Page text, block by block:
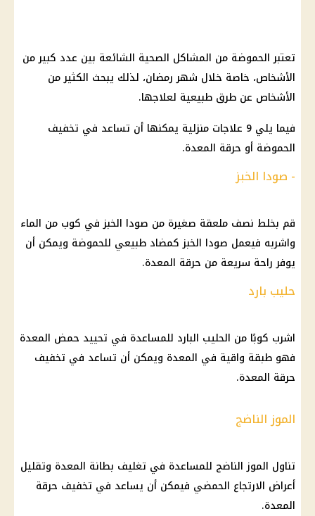
تعتبر الحموضة من المشاكل الصحية الشائعة بين عدد كبير من
الأشخاص، خاصة خلال شهر رمضان، لذلك يبحث الكثير من
الأشخاص عن طرق طبيعية لعلاجها.
فيما يلي 9 علاجات منزلية يمكنها أن تساعد في تخفيف
الحموضة أو حرقة المعدة.
- صودا الخبز
قم بخلط نصف ملعقة صغيرة من صودا الخبز في كوب من الماء
واشربه فيعمل صودا الخبز كمضاد طبيعي للحموضة ويمكن أن
يوفر راحة سريعة من حرقة المعدة.
حليب بارد
اشرب كوبًا من الحليب البارد للمساعدة في تحييد حمض المعدة
فهو طبقة واقية في المعدة ويمكن أن تساعد في تخفيف
حرقة المعدة.
الموز الناضج
تناول الموز الناضج للمساعدة في تغليف بطانة المعدة وتقليل
أعراض الارتجاع الحمضي فيمكن أن يساعد في تخفيف حرقة
المعدة.